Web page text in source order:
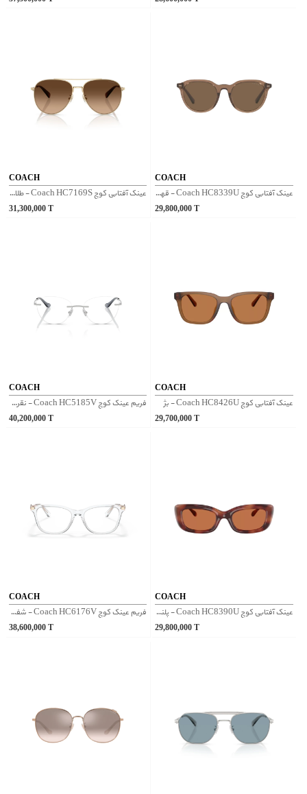
COACH
عینک آفتابی کوچ Coach HC7169S - طلایی
31,300,000T
COACH
عینک آفتابی کوچ Coach HC8339U - قهوه‌ای
29,800,000 T
COACH
فریم عینک کوچ Coach HC5185V - نقره‌ای
40,200,000T
COACH
عینک آفتابی کوچ Coach HC8426U - بژ
29,700,000 T
COACH
فریم عینک کوچ Coach HC6176V - شفاف
38,600,000T
COACH
عینک آفتابی کوچ Coach HC8390U - پلنگی
29,800,000 T